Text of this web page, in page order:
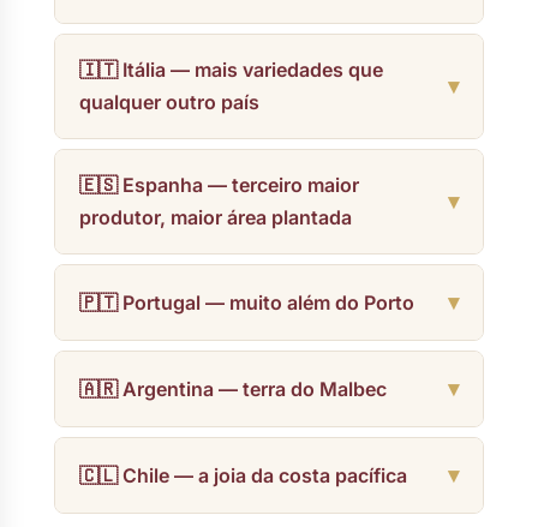
🇮🇹 Itália — mais variedades que
qualquer outro país
🇪🇸 Espanha — terceiro maior
produtor, maior área plantada
🇵🇹 Portugal — muito além do Porto
🇦🇷 Argentina — terra do Malbec
🇨🇱 Chile — a joia da costa pacífica